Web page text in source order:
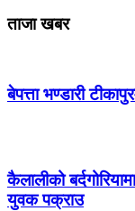
ताजा खबर
बेपत्ता भण्डारी
कैलालीको
युवक पक्राउ